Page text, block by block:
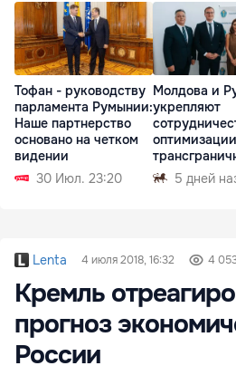
Тофан - руководству
парламента Румынии:
Наше партнерство
основано на четком
видении
30 Июл. 23:20
Молдова и
укрепляют
оптимизации
перевозок
5 дней
Lenta 4 июля 2018, 16:32 4
Кремль
прогноз
России